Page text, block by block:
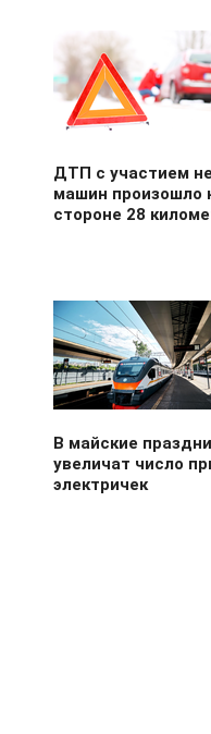
ДТП с участием
машин произошло
стороне 28
В майские
увеличат число
электричек